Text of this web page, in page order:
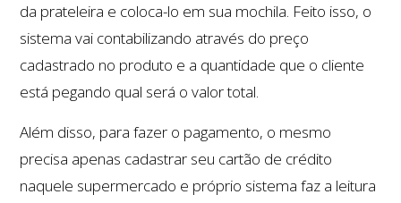
da prateleira e coloca-lo em sua mochila. Feito isso, o
sistema vai contabilizando através do preço
cadastrado no produto e a quantidade que o cliente
está pegando qual será o valor total.
Além disso, para fazer o pagamento, o mesmo
precisa apenas cadastrar seu cartão de crédito
naquele supermercado e próprio sistema faz a leitura